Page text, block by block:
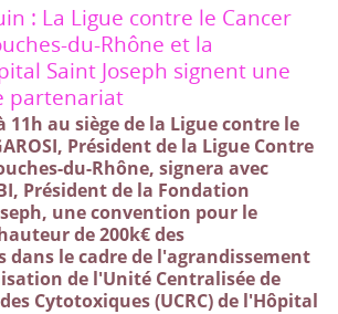
: La Ligue contre le Cancer
du-Rhône et la
Saint Joseph signent une
partenariat
11h au siège de la Ligue contre le
Président de la Ligue Contre
du-Rhône, signera avec
Président de la Fondation
une convention pour le
de 200k€ des
dans le cadre de l'agrandissement
de l'Unité Centralisée de
Cytotoxiques (UCRC) de l'Hôpital